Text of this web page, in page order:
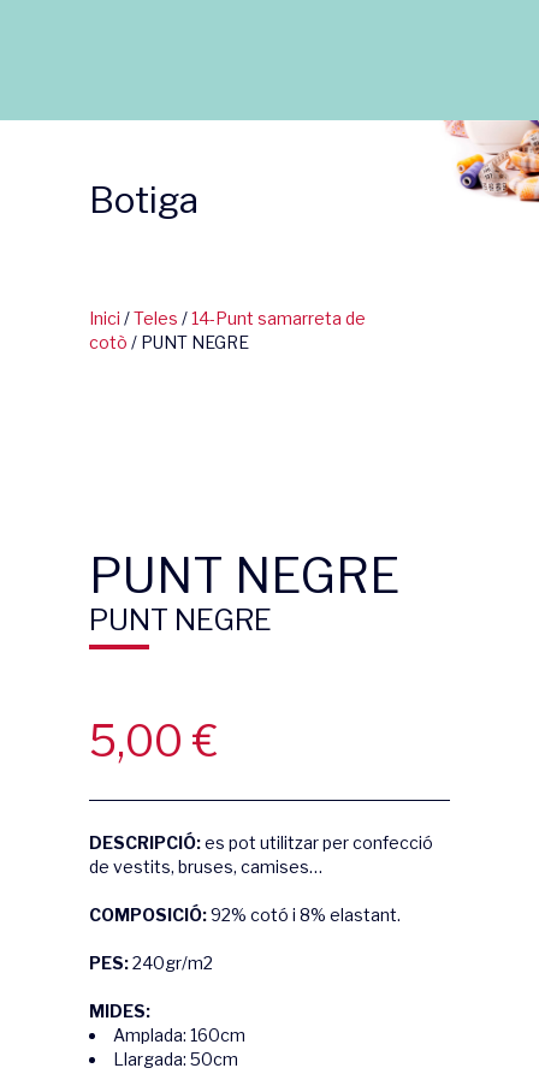
Botiga
Inici /Teles /14-Punt samarreta de
cotò / PUNT NEGRE
PUNT NEGRE
PUNT NEGRE
5,00 €
DESCRIPCIÓ:es pot utilitzar per confecció
de vestits, bruses, camises…
COMPOSICIÓ:92% cotó i 8% elastant.
PES:240gr/m2
MIDES:
Amplada: 160cm
Llargada: 50cm